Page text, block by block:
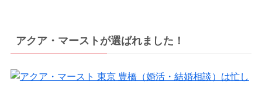
アクア・マーストが選ばれました！